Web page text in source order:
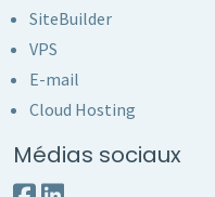
SiteBuilder
VPS
E-mail
Cloud Hosting
Médias sociaux